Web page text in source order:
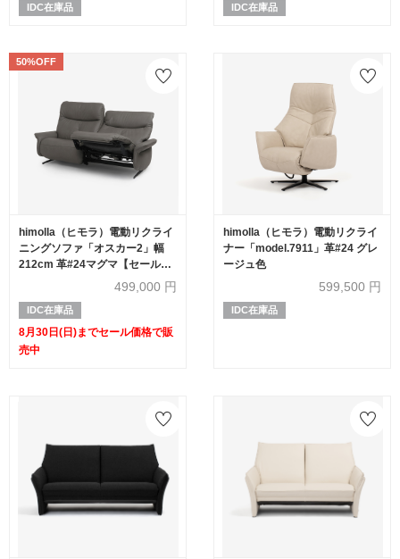
IDC在庫品 IDC在庫品
50%OFF
himolla（ヒモラ）電動リクライ
ニングソファ「オスカー2」幅
212cm 革#24マグマ【セール対
象品のため50%OFF】499,000 円
IDC在庫品
8月30日(日)までセール価格で販
売中
himolla（ヒモラ）電動リクライ
ナー「model.7911」革#24 グレ
ージュ色
599,500 円
IDC在庫品